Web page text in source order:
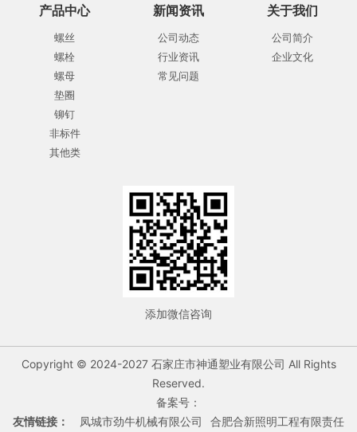
产品中心
螺丝
螺栓
螺母
垫圈
铆钉
非标件
其他类
新闻资讯
公司动态
行业资讯
常见问题
关于我们
公司简介
企业文化
添加微信咨询
Copyright © 2024-2027 石家庄市神通塑业有限公司 All Rights
Reserved.
备案号：
友情链接：
凤城市劲牛机械有限公司
合肥合新照明工程有限责任